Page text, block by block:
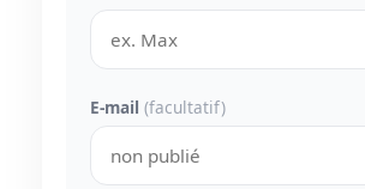
E-mail (facultatif)